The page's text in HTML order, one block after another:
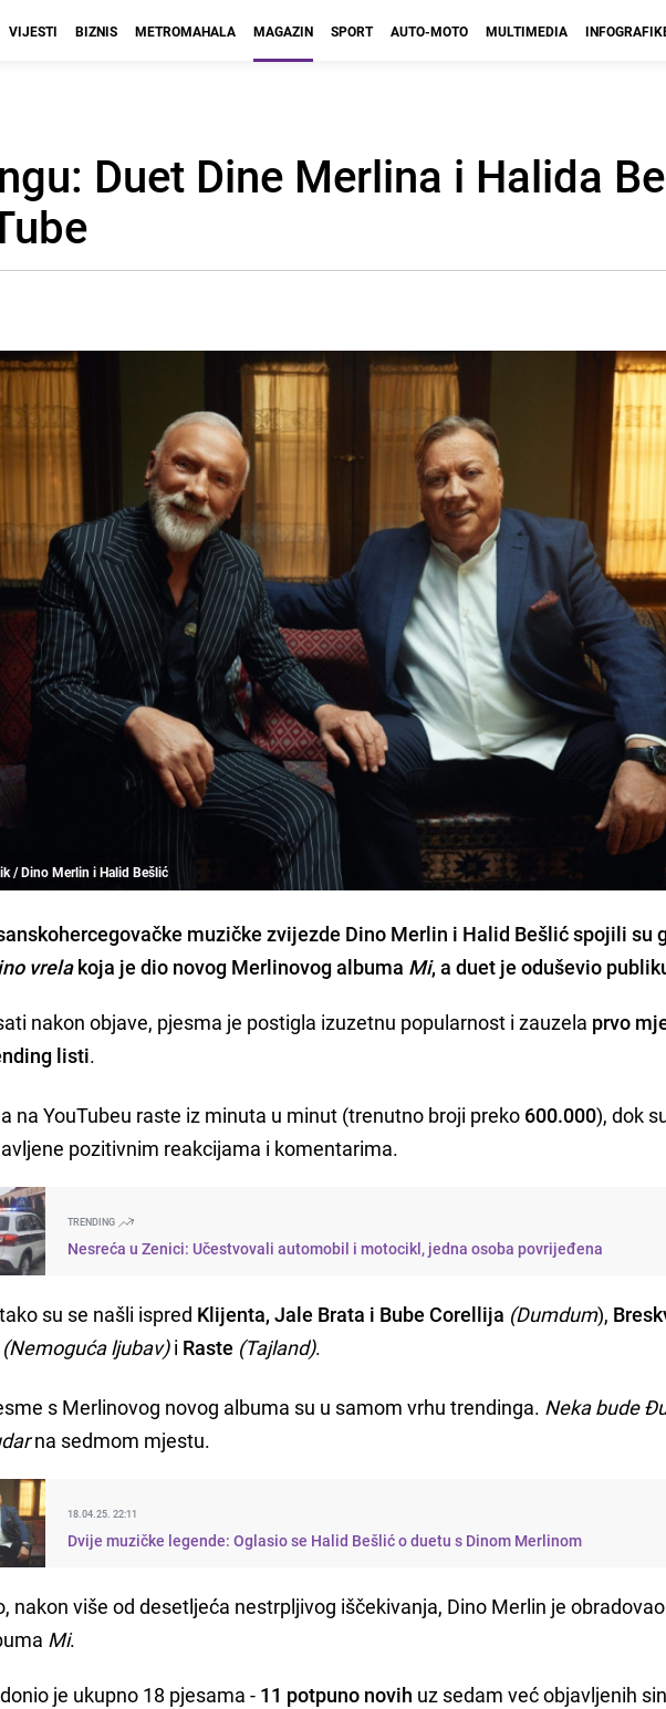
VIJESTI BIZNIS METROMAHALA MAGAZIN SPORT AUTO-MOTO MULTIMEDIA
Duet Dine Merlina i Halida
/ Dino Merlin i Halid Bešlić
muzičke zvijezde Dino Merlin i Halid Bešlić spojili su
vrelakoja je dio novog Merlinovog albuma Mi, a duet je oduševio
nakon objave, pjesma je postigla izuzetnu popularnost i zauzela prvo
listi.
na YouTubeu raste iz minuta u minut (trenutno broji preko 600.000), dok
pozitivnim reakcijama i komentarima.
TRENDING
Nesreća u Zenici: Učestvovali automobil i motocikl, jedna osoba povrijeđena
su se našli ispred Klijenta, Jale Brata i Bube Corellija (Dumdum),
(Nemoguća ljubav)i Raste (Tajland).
s Merlinovog novog albuma su u samom vrhu trendinga. Neka bude
na sedmom mjestu.
18.04.25. 22:11
Dvije muzičke legende: Oglasio se Halid Bešlić o duetu s Dinom Merlinom
nakon više od desetljeća nestrpljivog iščekivanja, Dino Merlin je
Mi.
je ukupno 18 pjesama - 11 potpuno novih uz sedam već objavljenih